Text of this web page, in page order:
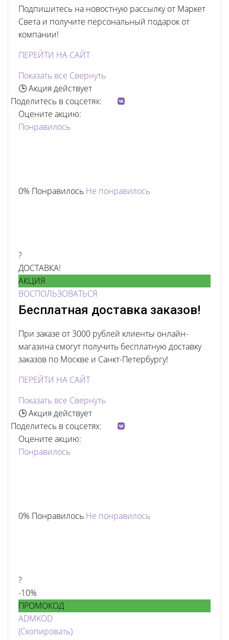
Подпишитесь на новостную рассылку от Маркет
Света и получите персональный подарок от
компании!
ПЕРЕЙТИ НА САЙТ
Показать все Свернуть
🕒 Акция действует
Поделитесь в соцсетях:
Оцените акцию:
Понравилось
0% Понравилось Не понравилось
?
ДОСТАВКА!
АКЦИЯ
ВОСПОЛЬЗОВАТЬСЯ
Бесплатная доставка заказов!
При заказе от 3000 рублей клиенты онлайн-
магазина смогут получить бесплатную доставку
заказов по Москве и Санкт-Петербургу!
ПЕРЕЙТИ НА САЙТ
Показать все Свернуть
🕒 Акция действует
Поделитесь в соцсетях:
Оцените акцию:
Понравилось
0% Понравилось Не понравилось
?
-10%
ПРОМОКОД
ADMKOD
(Скопировать)